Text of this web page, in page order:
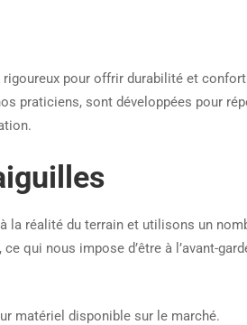
pour offrir durabilité et confort
praticiens, sont développées pour
la réalité du terrain et utilisons un
qui nous impose d’être à l’avant-
matériel disponible sur le marché.